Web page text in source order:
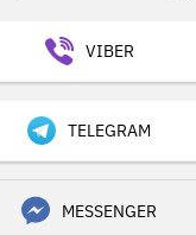
VIBER
TELEGRAM
MESSENGER